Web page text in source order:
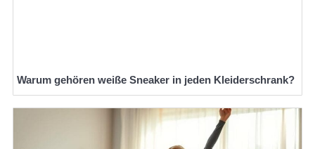
Warum gehören weiße Sneaker in jeden Kleiderschrank?